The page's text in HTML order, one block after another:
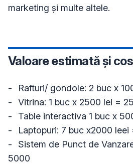
Valoare estimată și
-	Rafturi/ gondole: 2 buc x 1000 lei = 2000 lei
-	Vitrina: 1 buc x 2500 lei = 2500
-	Table interactiva 1 buc x 5000 lei
-	Laptopuri: 7 buc x2000 leei = 14000
-	Sistem de Punct de Vanzare  1 bc x 5000 lei =
5000